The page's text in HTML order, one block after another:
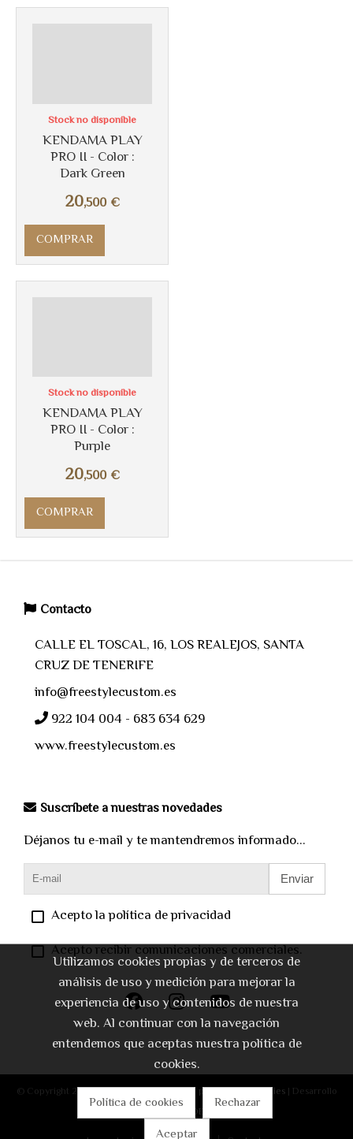
KENDAMA PLAY
PRO II - Color :
Dark Green
20,500 €
Stock no disponible
COMPRAR
KENDAMA PLAY
PRO II - Color :
Purple
20,500 €
Stock no disponible
COMPRAR
Contacto
CALLE EL TOSCAL, 16, LOS REALEJOS, SANTA
CRUZ DE TENERIFE
info@freestylecustom.es
922 104 004 - 683 634 629
www.freestylecustom.es
Suscríbete a nuestras novedades
Déjanos tu e-mail y te mantendremos informado...
Enviar
Acepto la política de privacidad
Acepto recibir comunicaciones comerciales.
© Copyright 2026 |Aviso legal|Política de privacidad|Cookies| Desarrollo
Software DELSOL
Utilizamos cookies propias y de terceros de
análisis de uso y medición para mejorar la
experiencia de uso y contenidos de nuestra
web. Al continuar con la navegación
entendemos que aceptas nuestra política de
cookies.
Política de cookies
Rechazar
Aceptar